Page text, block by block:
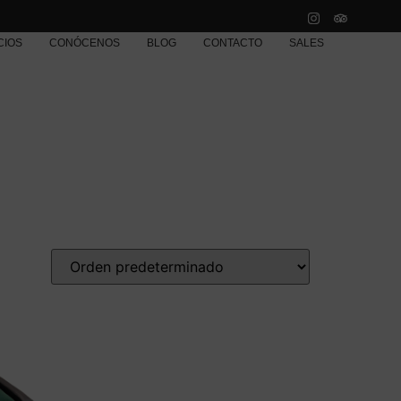
CONÓCENOS BLOG CONTACTO SALES